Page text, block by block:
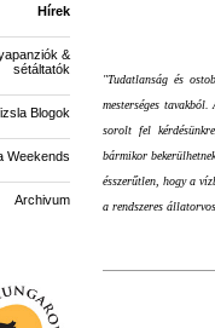
Hírek
&
sétáltatók
Blogok
Weekends
Archivum
"Tudatlanság és
mesterséges
sorolt fel
bármikor
ésszerűtlen, hogy a
a rendszeres